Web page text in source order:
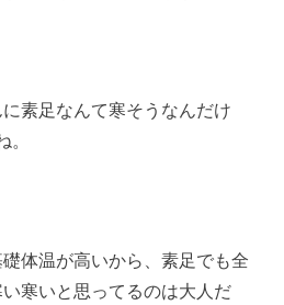
に素足なんて寒そうなんだけ
。
体温が高いから、素足でも全
寒いと思ってるのは大人だ